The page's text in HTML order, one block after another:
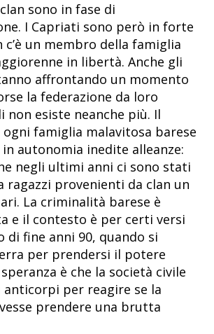
sono in fase di
I Capriati sono però in forte
c’è un membro della famiglia
in libertà. Anche gli
affrontando un momento
la federazione da loro
non esiste neanche più. Il
ogni famiglia malavitosa barese
autonomia inedite alleanze:
negli ultimi anni ci sono stati
provenienti da clan un
La criminalità barese è
e il contesto è per certi versi
di fine anni 90, quando si
per prendersi il potere
è che la società civile
per reagire se la
prendere una brutta